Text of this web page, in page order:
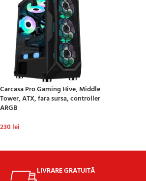
Carcasa Pro Gaming Hive, Middle
Tower, ATX, fara sursa, controller
ARGB
230 lei
LIVRARE GRATUITĂ